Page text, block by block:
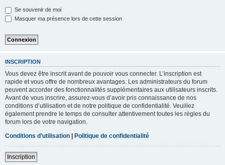
Se souvenir de moi
Masquer ma présence lors de cette session
INSCRIPTION
Vous devez être inscrit avant de pouvoir vous connecter. L’inscription est
rapide et vous offre de nombreux avantages. Les administrateurs du forum
peuvent accorder des fonctionnalités supplémentaires aux utilisateurs inscrits.
Avant de vous inscrire, assurez-vous d’avoir pris connaissance de nos
conditions d’utilisation et de notre politique de confidentialité. Veuillez
également prendre le temps de consulter attentivement toutes les règles du
forum lors de votre navigation.
Conditions d’utilisation | Politique de confidentialité
Inscription